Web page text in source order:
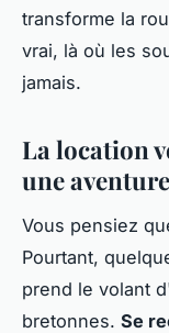
transforme la
vrai, là où les
jamais.
La location
une
Vous pensiez
Pourtant,
prend le volant
bretonnes. Se